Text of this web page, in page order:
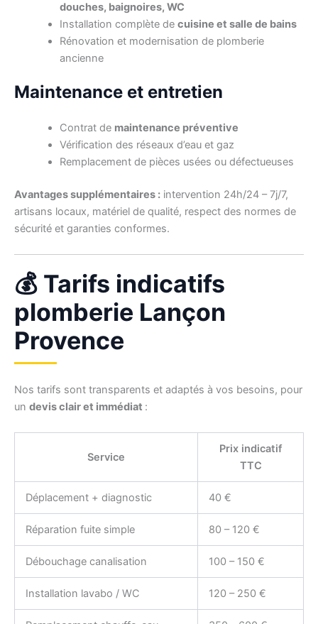
douches, baignoires, WC
Installation complète de cuisine et salle de bains
Rénovation et modernisation de plomberie
ancienne
Maintenance et entretien
Contrat de maintenance préventive
Vérification des réseaux d’eau et gaz
Remplacement de pièces usées ou défectueuses
Avantages supplémentaires : intervention 24h/24 – 7j/7,
artisans locaux, matériel de qualité, respect des normes de
sécurité et garanties conformes.
💰 Tarifs indicatifs
plomberie Lançon
Provence
Nos tarifs sont transparents et adaptés à vos besoins, pour
un devis clair et immédiat :
Service
Prix indicatif
TTC
Déplacement + diagnostic 40 €
Réparation fuite simple 80 – 120 €
Débouchage canalisation 100 – 150 €
Installation lavabo / WC 120 – 250 €